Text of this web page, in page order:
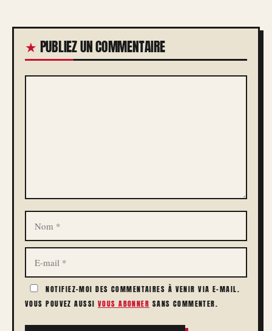
PUBLIEZ UN COMMENTAIRE
COMMENTAIRE
NOM
E-
MAIL
NOTIFIEZ-MOI DES COMMENTAIRES À VENIR VIA E-MAIL.
VOUS POUVEZ AUSSI VOUS ABONNER SANS COMMENTER.